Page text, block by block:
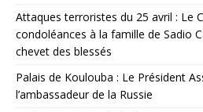
Attaques terroristes du 25 avril : Le
condoléances à la famille de Sadio
chevet des blessés
Palais de Koulouba : Le Président
l’ambassadeur de la Russie